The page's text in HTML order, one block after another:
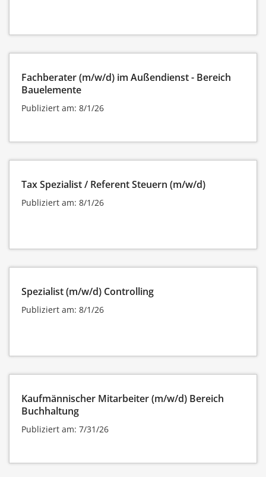
Fachberater (m/w/d) im Außendienst - Bereich
Bauelemente
Publiziert am: 8/1/26
Tax Spezialist / Referent Steuern (m/w/d)
Publiziert am: 8/1/26
Spezialist (m/w/d) Controlling
Publiziert am: 8/1/26
Kaufmännischer Mitarbeiter (m/w/d) Bereich
Buchhaltung
Publiziert am: 7/31/26